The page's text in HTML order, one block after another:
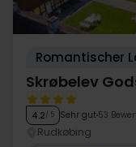
mehr aus Ihrem
Inklusivleistungen
es Ihnen
Romantischer
Skrøbelev
4.2/ 5 Sehr gut 53
Rudkøbing